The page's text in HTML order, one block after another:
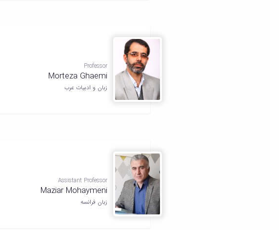
Professor
Morteza Ghaemi
زبان و ادبیات عرب
Assistant Professor
Maziar Mohaymeni
زبان فرانسه